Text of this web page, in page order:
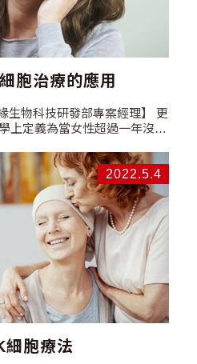
胞治療的應用
物科技研發部專案經理】 更
上定義為當女性超過一年沒有
常發生在…
細胞療法
2022.5.4